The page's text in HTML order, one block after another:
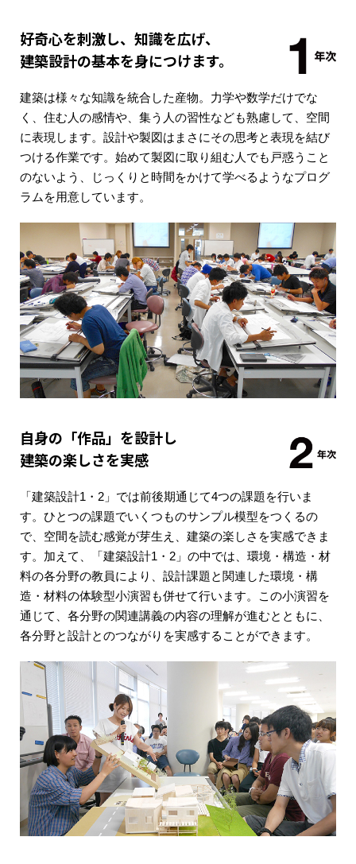
好奇心を刺激し、知識を広げ、
建築設計の基本を身につけます。
建築は様々な知識を統合した産物。力学や数学だけでな
く、住む人の感情や、集う人の習性なども熟慮して、空間
に表現します。設計や製図はまさにその思考と表現を結び
つける作業です。始めて製図に取り組む人でも戸惑うこと
のないよう、じっくりと時間をかけて学べるようなプログ
ラムを用意しています。
自身の「作品」を設計し
建築の楽しさを実感
「建築設計1・2」では前後期通じて4つの課題を行いま
す。ひとつの課題でいくつものサンプル模型をつくるの
で、空間を読む感覚が芽生え、建築の楽しさを実感できま
す。加えて、「建築設計1・2」の中では、環境・構造・材
料の各分野の教員により、設計課題と関連した環境・構
造・材料の体験型小演習も併せて行います。この小演習を
通じて、各分野の関連講義の内容の理解が進むとともに、
各分野と設計とのつながりを実感することができます。